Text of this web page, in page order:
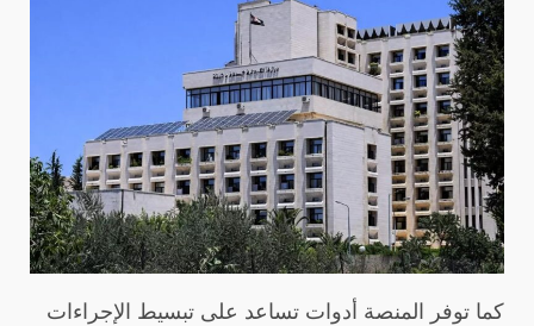
كما توفر المنصة أدوات تساعد على تبسيط الإجراءات